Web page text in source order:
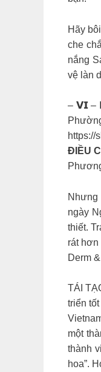
Hãy
che
nắng
vệ làn
– 𝗩𝗜 –
https://
ĐIỀU
Nhưng
ngày
thiết.
rát
Derm
TÁI
triển
một
thành
hoa”.